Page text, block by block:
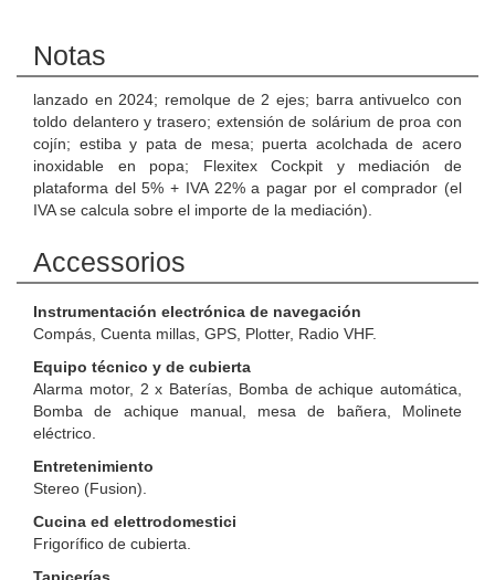
Notas
lanzado en 2024; remolque de 2 ejes; barra antivuelco con
toldo delantero y trasero; extensión de solárium de proa con
cojín; estiba y pata de mesa; puerta acolchada de acero
inoxidable en popa; Flexitex Cockpit y mediación de
plataforma del 5% + IVA 22% a pagar por el comprador (el
IVA se calcula sobre el importe de la mediación).
Accessorios
Instrumentación electrónica de navegación
Compás, Cuenta millas, GPS, Plotter, Radio VHF.
Equipo técnico y de cubierta
Alarma motor, 2 x Baterías, Bomba de achique automática,
Bomba de achique manual, mesa de bañera, Molinete
eléctrico.
Entretenimiento
Stereo (Fusion).
Cucina ed elettrodomestici
Frigorífico de cubierta.